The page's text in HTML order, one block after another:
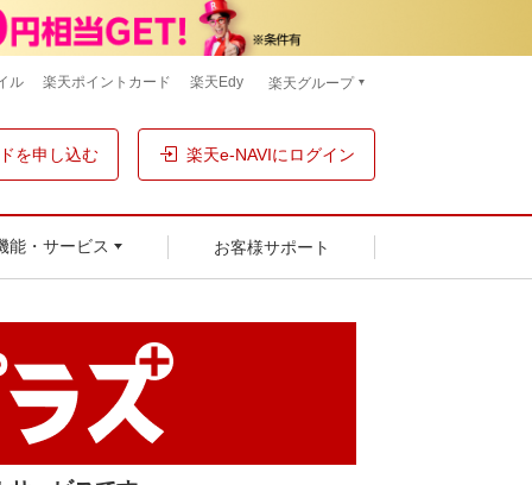
ル 楽天ポイントカード 楽天Edy 楽天グループ
を申し込む 楽天e-NAVIにログイン
能・サービス お客様サポート